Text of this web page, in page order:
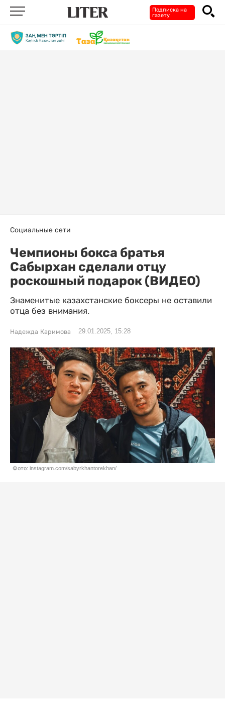
Подписка на
газету
Социальные сети
Чемпионы бокса братья
Сабырхан сделали отцу
роскошный подарок (ВИДЕО)
Знаменитые казахстанские боксеры не оставили
отца без внимания.
Надежда Каримова 29.01.2025, 15:28
Фото: instagram.com/sabyrkhantorekhan/